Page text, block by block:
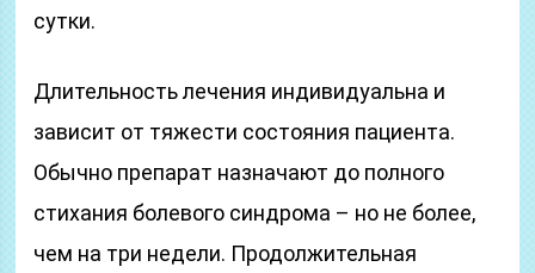
сутки.
Длительность лечения индивидуальна и
зависит от тяжести состояния пациента.
Обычно препарат назначают до полного
стихания болевого синдрома – но не более,
чем на три недели. Продолжительная